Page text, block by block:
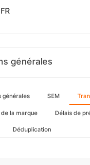
générales
générales SEM
la marque Délais de
Déduplication